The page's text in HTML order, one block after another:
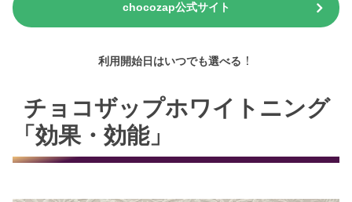
chocozap公式サイト
利用開始日はいつでも選べる ！
チョコザップホワイトニング
「効果・効能」